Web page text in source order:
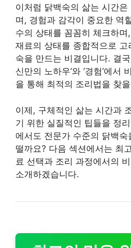
이처럼 닭백숙의 삶는 시간은
며, 경험과 감각이 중요한 역
수의 상태를 꼼꼼히 체크하
재료의 상태를 종합적으로
숙을 만드는 비결입니다. 결
신만의 노하우’와 ‘경험’에서
을 통해 최적의 조리법을 찾
이제, 구체적인 삶는 시간과
기 위한 실질적인 팁들을 정
에서도 전문가 수준의 닭백
떨까요? 다음 섹션에서는 최
료 선택과 조리 과정에서의
소개하겠습니다.